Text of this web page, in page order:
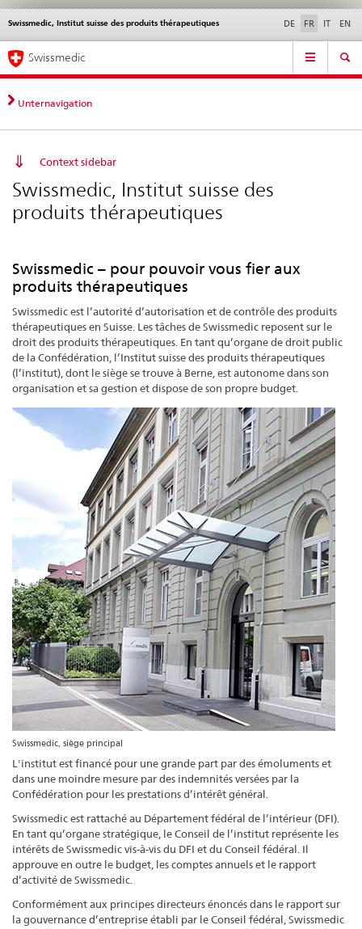
Navigation
directe:
actualités,
bases
contact
Actualités & Mises à
normes
Contact | Support &
aide
Swissmedic, Institut suisse des produits thérapeutiques DE FR IT EN
Service
Navigation
Swissmedic
Unternavigation
Context sidebar
Swissmedic, Institut suisse des
produits thérapeutiques
Swissmedic – pour pouvoir vous fier aux
produits thérapeutiques
Swissmedic est l’autorité d’autorisation et de contrôle des produits
thérapeutiques en Suisse. Les tâches de Swissmedic reposent sur le
droit des produits thérapeutiques. En tant qu’organe de droit public
de la Confédération, l’Institut suisse des produits thérapeutiques
(l’institut), dont le siège se trouve à Berne, est autonome dans son
organisation et sa gestion et dispose de son propre budget.
Swissmedic, siège principal
L'institut est financé pour une grande part par des émoluments et
dans une moindre mesure par des indemnités versées par la
Confédération pour les prestations d’intérêt général.
Swissmedic est rattaché au Département fédéral de l’intérieur (DFI).
En tant qu’organe stratégique, le Conseil de l’institut représente les
intérêts de Swissmedic vis-à-vis du DFI et du Conseil fédéral. Il
approuve en outre le budget, les comptes annuels et le rapport
d’activité de Swissmedic.
Conformément aux principes directeurs énoncés dans le rapport sur
la gouvernance d’entreprise établi par le Conseil fédéral, Swissmedic